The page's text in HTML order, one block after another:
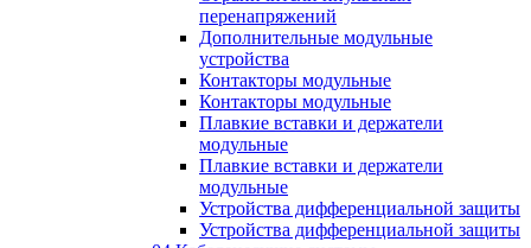
перенапряжений
Дополнительные модульные
устройства
Контакторы модульные
Контакторы модульные
Плавкие вставки и держатели
модульные
Плавкие вставки и держатели
модульные
Устройства дифференциальной защиты
Устройства дифференциальной защиты